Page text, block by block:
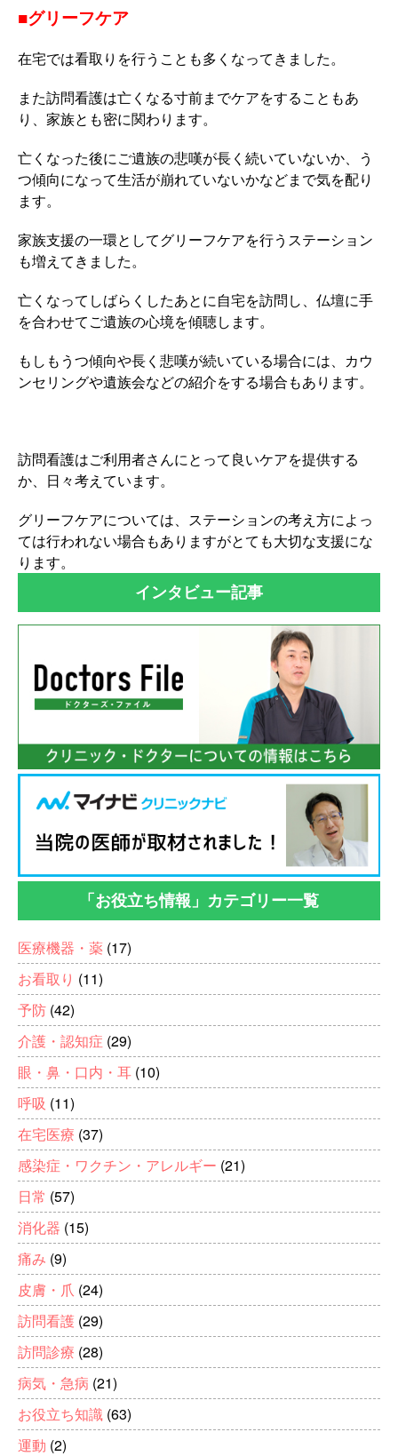
■グリーフケア
在宅では看取りを行うことも多くなってきました。
また訪問看護は亡くなる寸前までケアをすることもあ
り、家族とも密に関わります。
亡くなった後にご遺族の悲嘆が長く続いていないか、う
つ傾向になって生活が崩れていないかなどまで気を配り
ます。
家族支援の一環としてグリーフケアを行うステーション
も増えてきました。
亡くなってしばらくしたあとに自宅を訪問し、仏壇に手
を合わせてご遺族の心境を傾聴します。
もしもうつ傾向や長く悲嘆が続いている場合には、カウ
ンセリングや遺族会などの紹介をする場合もあります。
訪問看護はご利用者さんにとって良いケアを提供する
か、日々考えています。
グリーフケアについては、ステーションの考え方によっ
ては行われない場合もありますがとても大切な支援にな
ります。
インタビュー記事
「お役立ち情報」カテゴリー一覧
医療機器・薬 (17)
お看取り (11)
予防 (42)
介護・認知症 (29)
眼・鼻・口内・耳 (10)
呼吸 (11)
在宅医療 (37)
感染症・ワクチン・アレルギー (21)
日常 (57)
消化器 (15)
痛み (9)
皮膚・爪 (24)
訪問看護 (29)
訪問診療 (28)
病気・急病 (21)
お役立ち知識 (63)
運動 (2)